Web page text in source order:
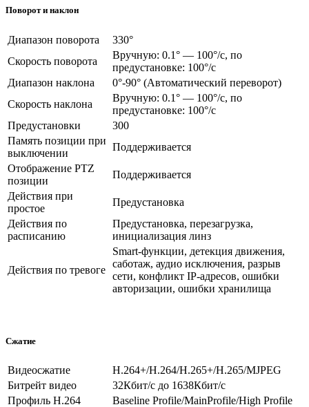
Поворот и наклон
Диапазон поворота
330°
Скорость поворота
Вручную: 0.1° — 100°/с, по
предустановке: 100°/c
Диапазон наклона
0°-90° (Автоматический переворот)
Скорость наклона
Вручную: 0.1° — 100°/с, по
предустановке: 100°/c
Предустановки
300
Память позиции при
выключении
Поддерживается
Отображение PTZ
позиции
Поддерживается
Действия при
простое
Предустановка
Действия по
расписанию
Предустановка, перезагрузка,
инициализация линз
Действия по тревоге
Smart-функции, детекция движения,
саботаж, аудио исключения, разрыв
сети, конфликт IP-адресов, ошибки
авторизации, ошибки хранилища
Сжатие
Видеосжатие
H.264+/H.264/H.265+/H.265/MJPEG
Битрейт видео
32Кбит/с до 1638Кбит/с
Профиль H.264
Baseline Profile/MainProfile/High Profile